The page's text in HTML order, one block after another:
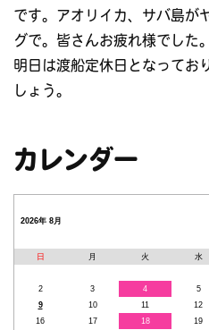
です。アオリイカ、サバ島が
グで。皆さんお疲れ様でした。
明日は渡船定休日となってお
しょう。
カレンダー
2026年 8月
日 月 火 水
2
3 4 5
9
10 11 12
16
17 18 19